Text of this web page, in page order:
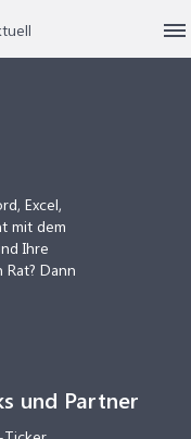
Excel,
mit dem
Ihre
Dann
und Partner